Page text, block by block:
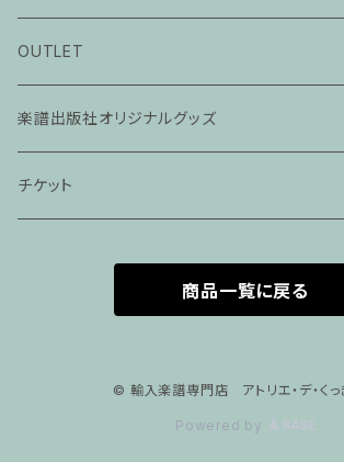
ピアノ科３０分レッスン
ピアノ科４５分レッスン
家族割プラン
家族割適用プラン2
声楽ピアノ４５分レッスン
ヴァイオリンピアノ６０分レッスン
OUTLET
楽譜出版社オリジナルグッズ
アパレル
チケット
商品一覧に戻る
© 輸入楽譜専門店 アトリエ・デ・くっ
Powered by